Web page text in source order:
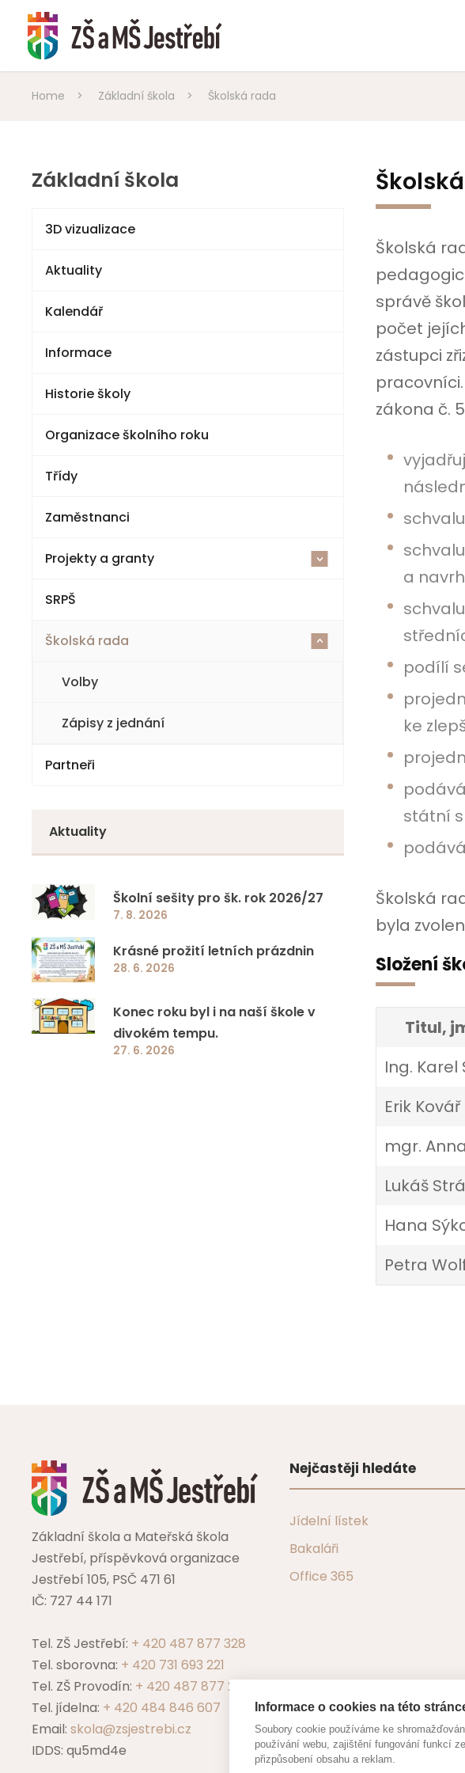
Home > Základní škola > Školská rada
Školská
správě
počet
zástupci
zákona č.
a
podílí
ke
státní
Školská
byla
Složení
Titul,
Ing. Karel
Erik Kovář
mgr.
Lukáš
Hana
Petra
Základní škola
3D vizualizace
Aktuality
Kalendář
Informace
Historie školy
Organizace školního roku
Třídy
Zaměstnanci
Projekty a granty <
Šablony V ZŠ a MŠ Jestřebí
Cvičná kuchyňka a polytechnická dílna
Národní plán obnovy – komponenta 3.1
Doučování 2023
Specifická primární prevence rizikového
Jazyková a přírodovědná učebna ZŠ a MŠ
Ovoce a mléko do škol
Školní projekty
Ostatní programy
SRPŠ
Školská rada <
Volby
Zápisy z jednání
Partneři
Aktuality
Školní sešity pro šk. rok 2026/27
7. 8. 2026
Krásné prožití letních prázdnin
28. 6. 2026
Konec roku byl i na naší škole v
divokém tempu.
27. 6. 2026
Základní škola a Mateřská škola
Jestřebí, příspěvková organizace
Jestřebí 105, PSČ 471 61
IČ: 727 44 171
Tel. ZŠ Jestřebí: + 420 487 877 328
Tel. sborovna: + 420 731 693 221
Tel. ZŠ Provodín: + 420 487 877 229
Tel. jídelna: + 420 484 846 607
Email: skola@zsjestrebi.cz
IDDS: qu5md4e
Nejčastěji hledáte
Jídelní lístek
Bakaláři
Office 365
Informace o cookies na této
Soubory cookie používáme ke
používání webu, zajištění fungování funkcí
přizpůsobení obsahu a reklam.